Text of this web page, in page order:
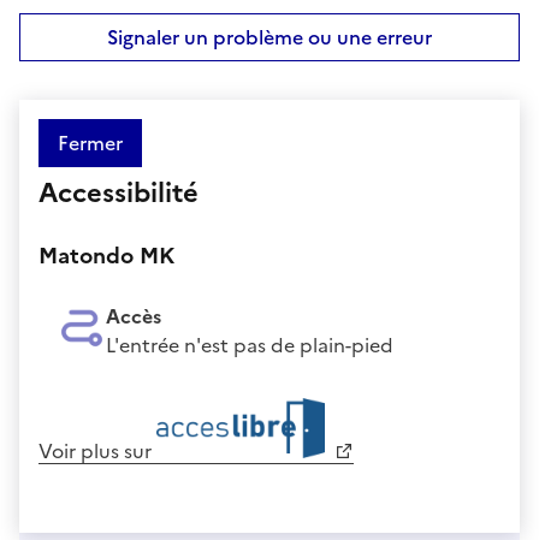
Signaler un problème ou une erreur
Fermer
Accessibilité
Matondo MK
Accès
L'entrée n'est pas de plain-pied
Voir plus sur